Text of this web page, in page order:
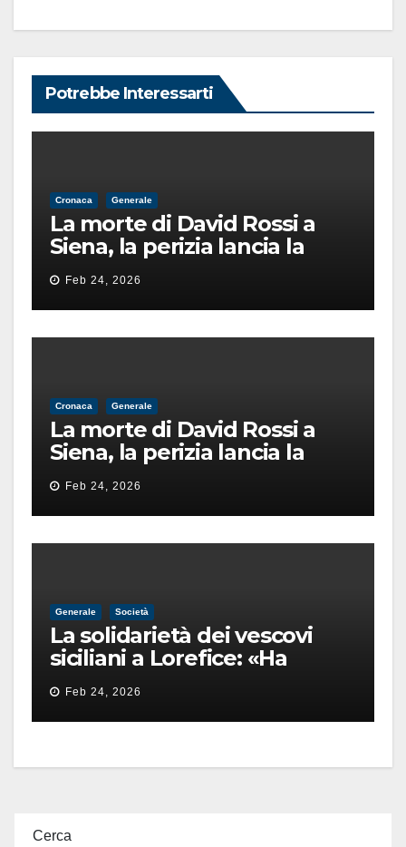
Potrebbe Interessarti
Cronaca Generale
La morte di David Rossi a
Siena, la perizia lancia la
pista di un’intimidazione
finita male
Feb 24, 2026
Cronaca Generale
La morte di David Rossi a
Siena, la perizia lancia la
pista di un’intimidazione
finita male
Feb 24, 2026
Generale Società
La solidarietà dei vescovi
siciliani a Lorefice: «Ha
difeso il valore e la dignità
dell’umanità»
Feb 24, 2026
Cerca